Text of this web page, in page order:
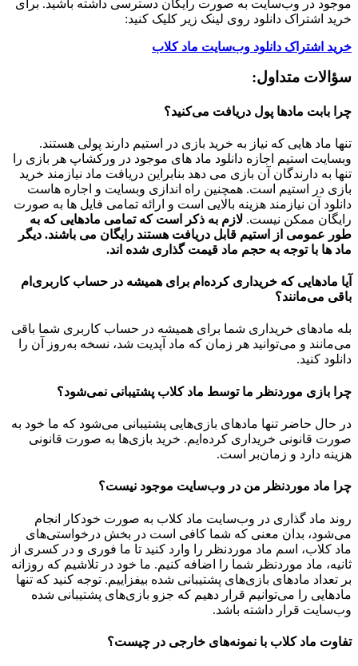
موجود در وب‌سایت به صورت رایگان دسترسی داشته باشید. برای
خرید اشتراک دانلود روی لینک زیر کلیک کنید:
خرید اشتراک دانلود وب‌سایت ماد کلاب
سؤالات متداول:
چرا بابت مادها پول دریافت می‌کنید؟
تنها ماد هایی که نیاز به خرید بازی در استیم دارند پولی هستند.
وبسایت استیم اجازه دانلود ماد های موجود در ورکشاپ هر بازی را
تنها به دارندگان آن بازی می دهد بنابراین دریافت ماد نیازمند خرید
بازی در استیم است. همچنین راه اندازی وبسایت و اجاره هاست
دانلود آن نیازمند هزینه بالایی است و ارائه تمامی فایل ها به صورت
رایگان ممکن نیست. لازم به ذکر است که تمامی مادهایی که به
طور عمومی از استیم قابل دریافت هستند رایگان می باشند. دیگر
ماد ها با توجه به حجم ماد قیمت گذاری شده اند.
آیا مادهایی که خریداری کرده‌ام برای همیشه در حساب‌ کاربری‌ام
باقی می‌مانند؟
بله مادهای خریداری شما برای همیشه در حساب کاربری شما باقی
می‌مانند و می‌توانید هر زمان که ماد آپدیت شد، نسخه به‌روز آن را
دانلود کنید.
چرا بازی موردنظر ما توسط ماد کلاب پشتیبانی نمی‌شود؟
در حال حاضر تنها مادهای بازی‌هایی پشتیبانی می‌شود که ما خود به
صورت قانونی خریداری کرده‌ایم. خرید بازی‌ها به صورت قانونی
هزینه دارد و زمان‌بر است.
چرا ماد موردنظر من در وب‌سایت موجود نیست؟
روند ماد گذاری در وب‌سایت ماد کلاب به صورت خودکار انجام
می‌شود، بدان معنی که شما کافی است در بخش درخواستی‌های
ماد کلاب، اسم ماد موردنظر را وارد کنید تا ما فوری و در کسری از
ثانیه، ماد موردنظر شما را اضافه کنیم. ما خود در تلاشیم که روزانه
بر تعداد مادهای بازی‌های پشتیبانی شده بیفزاییم. توجه کنید که تنها
مادهایی را می‌توانیم قرار دهیم که جزو بازی‌های پشتیبانی شده
وب‌سایت قرار داشته باشد.
تفاوت ماد کلاب با نمونه‌های خارجی در چیست؟